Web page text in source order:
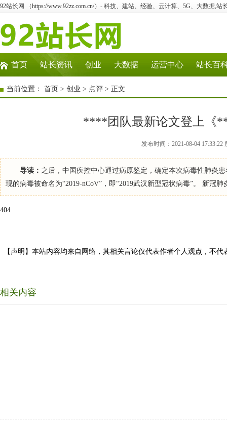
92站长网 （https://www.92zz.com.cn/）- 科技、建站、经验、云计算、5G、大数据,站
首页 站长资讯 创业 大数据 运营中心 站长百
当前位置： 首页 > 创业 > 点评 > 正文
****团队最新论文登上《
发布时间：2021-08-04
导读： 之后，中国疾控中心通过病原鉴定，确定本次病毒性肺炎
现的病毒被命名为“2019-nCoV”，即“2019武汉新型冠状病毒”。 新冠
404
【声明】本站内容均来自网络，其相关言论仅代表作者个人观点，不
相关内容